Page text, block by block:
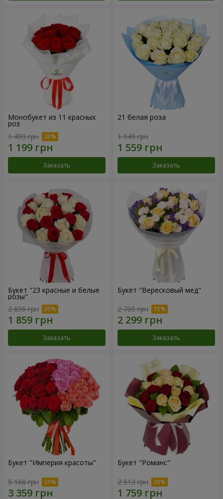
Монобукет из 11 красных
роз
1 499 грн
Заказать
21 белая роза
1 949 грн
Заказать
Букет "23 красные и белые
розы"
2 656 грн
Заказать
Букет "Вересковый мед"
2 705 грн
Заказать
Букет "Империя красоты"
5 168 грн
Букет "Романс"
2 513 грн